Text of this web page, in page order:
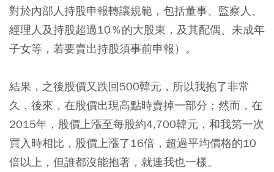
對於內部人持股申報轉讓規範，包括董事、監察人、
經理人及持股超過10％的大股東，及其配偶、未成年
子女等，若要賣出持股須事前申報）。
結果，之後股價又跌回500韓元，所以我抱了非常
久，後來，在股價出現高點時賣掉一部分；然而，在
2015年，股價上漲至每股約4,700韓元，和我第一次
買入時相比，股價上漲了16倍，超過平均價格的10
倍以上，但誰都沒能抱著，就連我也一樣。